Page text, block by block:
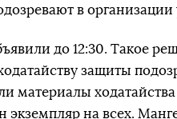
в
до 12:30. Такое
защиты
материалы
экземпляр на всех.